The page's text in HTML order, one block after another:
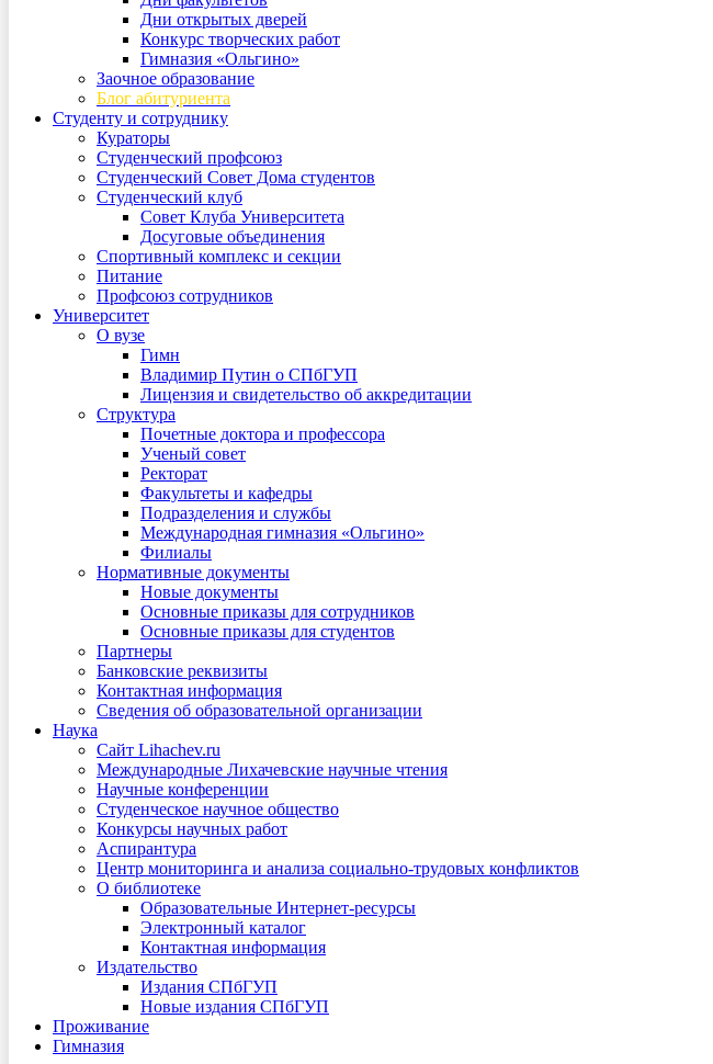
Дни открытых дверей
Конкурс творческих работ
Гимназия «Ольгино»
Заочное образование
Блог абитуриента
Студенту и сотруднику
Кураторы
Студенческий профсоюз
Студенческий Совет Дома студентов
Студенческий клуб
Совет Клуба Университета
Досуговые объединения
Спортивный комплекс и секции
Питание
Профсоюз сотрудников
Университет
О вузе
Гимн
Владимир Путин о СПбГУП
Лицензия и свидетельство об аккредитации
Структура
Почетные доктора и профессора
Ученый совет
Ректорат
Факультеты и кафедры
Подразделения и службы
Международная гимназия «Ольгино»
Филиалы
Нормативные документы
Новые документы
Основные приказы для сотрудников
Основные приказы для студентов
Партнеры
Банковские реквизиты
Контактная информация
Сведения об образовательной организации
Наука
Сайт Lihachev.ru
Международные Лихачевские научные чтения
Научные конференции
Студенческое научное общество
Конкурсы научных работ
Аспирантура
Центр мониторинга и анализа социально-трудовых конфликтов
О библиотеке
Образовательные Интернет-ресурсы
Электронный каталог
Контактная информация
Издательство
Издания СПбГУП
Новые издания СПбГУП
Проживание
Гимназия